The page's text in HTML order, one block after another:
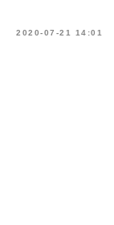
2020-07-21 14:01